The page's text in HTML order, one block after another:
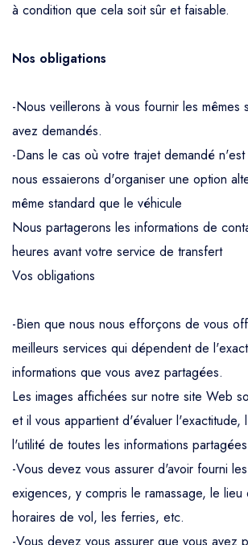
à condition que cela soit sûr et faisable.
Nos obligations
-Nous veillerons à vous fournir les mêmes
avez demandés.
-Dans le cas où votre trajet demandé
nous essaierons d'organiser une option
même standard que le véhicule
Nous partagerons les informations de
heures avant votre service de transfert
Vos obligations
-Bien que nous nous efforçons de vous
meilleurs services qui dépendent de
informations que vous avez partagées.
Les images affichées sur notre site Web
et il vous appartient d'évaluer l'exactitude,
l'utilité de toutes les informations partagées
-Vous devez vous assurer d'avoir fourni
exigences, y compris le ramassage, le
horaires de vol, les ferries, etc.